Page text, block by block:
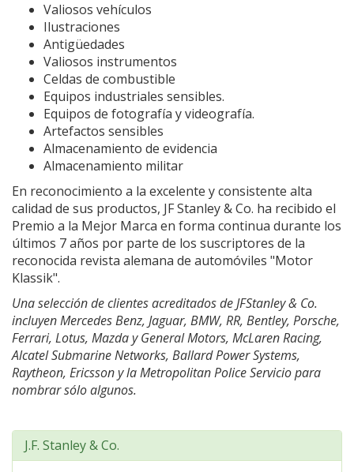
Valiosos vehículos
Ilustraciones
Antigüedades
Valiosos instrumentos
Celdas de combustible
Equipos industriales sensibles.
Equipos de fotografía y videografía.
Artefactos sensibles
Almacenamiento de evidencia
Almacenamiento militar
En reconocimiento a la excelente y consistente alta
calidad de sus productos, JF Stanley & Co. ha recibido el
Premio a la Mejor Marca en forma continua durante los
últimos 7 años por parte de los suscriptores de la
reconocida revista alemana de automóviles "Motor
Klassik".
Una selección de clientes acreditados de JFStanley & Co.
incluyen Mercedes Benz, Jaguar, BMW, RR, Bentley, Porsche,
Ferrari, Lotus, Mazda y General Motors, McLaren Racing,
Alcatel Submarine Networks, Ballard Power Systems,
Raytheon, Ericsson y la Metropolitan Police Servicio para
nombrar sólo algunos.
J.F. Stanley & Co.